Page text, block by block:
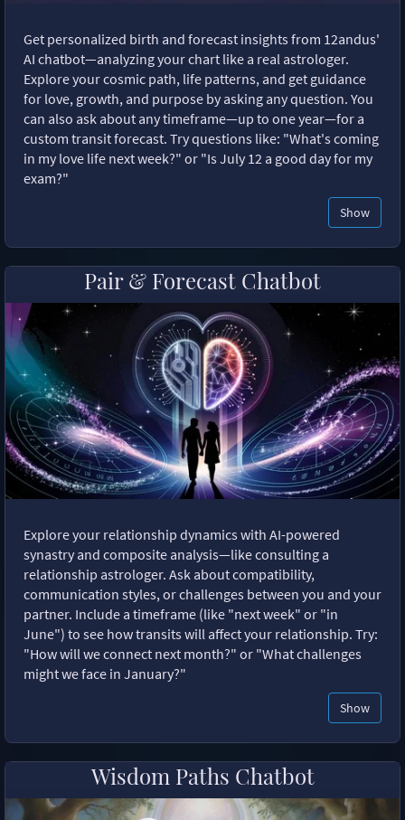
Get personalized birth and forecast insights from 12andus'
AI chatbot—analyzing your chart like a real astrologer.
Explore your cosmic path, life patterns, and get guidance
for love, growth, and purpose by asking any question. You
can also ask about any timeframe—up to one year—for a
custom transit forecast. Try questions like: "What's coming
in my love life next week?" or "Is July 12 a good day for my
exam?"
Show
Pair & Forecast Chatbot
Explore your relationship dynamics with AI-powered
synastry and composite analysis—like consulting a
relationship astrologer. Ask about compatibility,
communication styles, or challenges between you and your
partner. Include a timeframe (like "next week" or "in
June") to see how transits will affect your relationship. Try:
"How will we connect next month?" or "What challenges
might we face in January?"
Show
Wisdom Paths Chatbot